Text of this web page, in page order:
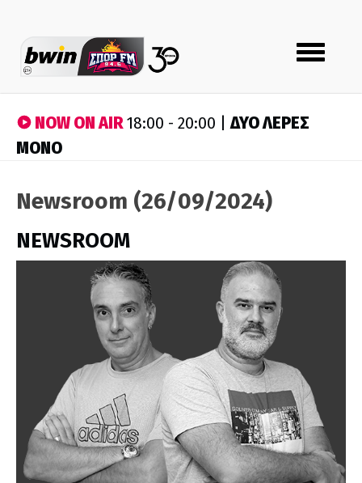
Toggle
navigation
NOW ON AIR18:00 - 20:00 |ΔΥΟ ΛΕΡΕΣ
ΜΟΝΟ
Newsroom (26/09/2024)
NEWSROOM